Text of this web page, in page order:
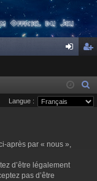
ne cri
ptie
Langue :
après par « nous »,
d’être légalement
pas d’être